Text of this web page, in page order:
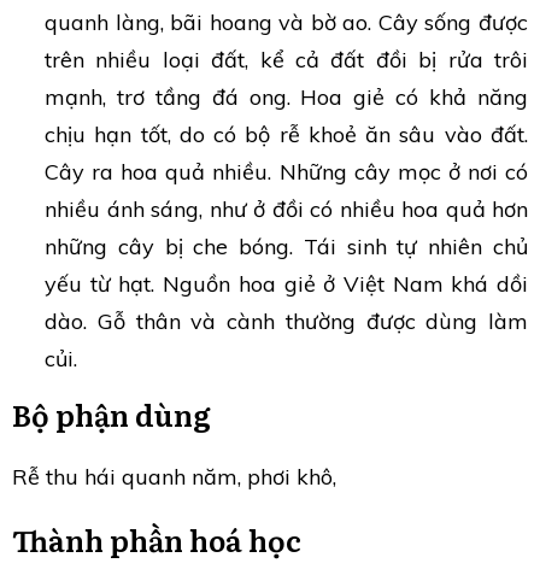
quanh làng, bãi hoang và bờ ao. Cây sống được
trên nhiều loại đất, kể cả đất đồi bị rửa trôi
mạnh, trơ tầng đá ong. Hoa giẻ có khả năng
chịu hạn tốt, do có bộ rễ khoẻ ăn sâu vào đất.
Cây ra hoa quả nhiều. Những cây mọc ở nơi có
nhiều ánh sáng, như ở đồi có nhiều hoa quả hơn
những cây bị che bóng. Tái sinh tự nhiên chủ
yếu từ hạt. Nguồn hoa giẻ ở Việt Nam khá dồi
dào. Gỗ thân và cành thường được dùng làm
củi.
Bộ phận dùng
Rễ thu hái quanh năm, phơi khô,
Thành phần hoá học